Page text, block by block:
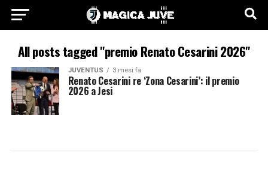
All posts tagged "premio Renato Cesarini 2026"
JUVENTUS 3 mesi fa
Renato Cesarini re ‘Zona Cesarini’: il premio
2026 a Jesi